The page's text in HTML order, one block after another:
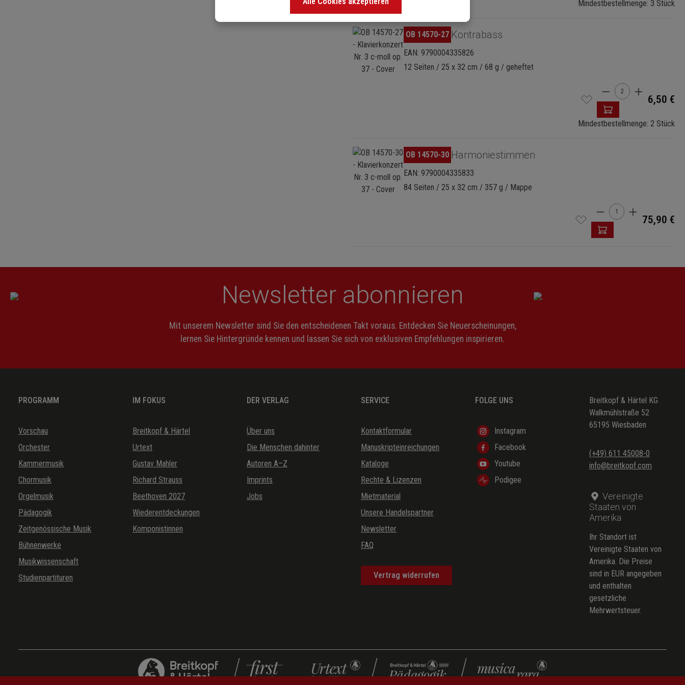
Mindestbestellmenge: 3 Stück
Bildergalerie überspringen
OB 14570-27 Kontrabass
EAN: 9790004335826
12 Seiten / 25 x 32 cm / 68 g / geheftet
Produkt Anzahl:
6,50 €
Mindestbestellmenge: 2 Stück
Bildergalerie überspringen
OB 14570-30 Harmoniestimmen
EAN: 9790004335833
84 Seiten / 25 x 32 cm / 357 g / Mappe
Produkt Anzahl:
75,90 €
Newsletter abonnieren
Mit unserem Newsletter sind Sie den entscheidenen Takt voraus. Entdecken Sie Neuerscheinungen,
lernen Sie Hintergründe kennen und lassen Sie sich von exklusiven Empfehlungen inspirieren.
PROGRAMM
Vorschau
Orchester
Kammermusik
Chormusik
Orgelmusik
Pädagogik
Zeitgenössische Musik
Bühnenwerke
Musikwissenschaft
Studienpartituren
IM FOKUS
Breitkopf & Härtel
Urtext
Gustav Mahler
Richard Strauss
Beethoven 2027
Wiederentdeckungen
Komponistinnen
DER VERLAG
Über uns
Die Menschen dahinter
Autoren A–Z
Imprints
Jobs
SERVICE
Kontaktformular
Manuskripteinreichungen
Kataloge
Rechte & Lizenzen
Mietmaterial
Unsere Handelspartner
Newsletter
FAQ
Vertrag widerrufen
FOLGE UNS
Instagram
Facebook
Youtube
Podigee
Breitkopf & Härtel KG
Walkmühlstraße 52
65195 Wiesbaden
(+49) 611 45008-0
info@breitkopf.com
Vereinigte
Staaten von
Amerika
Ihr Standort ist
Vereinigte Staaten von
Amerika. Die Preise
sind in EUR angegeben
und enthalten
gesetzliche
Mehrwertsteuer.